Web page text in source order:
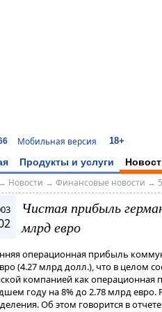
Мобильная версия 18+
Продукты и услуги
Новости → Финансовые новости →
Чистая прибыль
млрд евро
операционная прибыль
(4.27 млрд долл.), что в целом
компанией как
году на 8% до 2.78 млрд евро.
Об этом говорится в